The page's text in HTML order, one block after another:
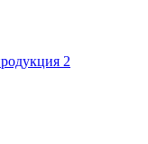
2